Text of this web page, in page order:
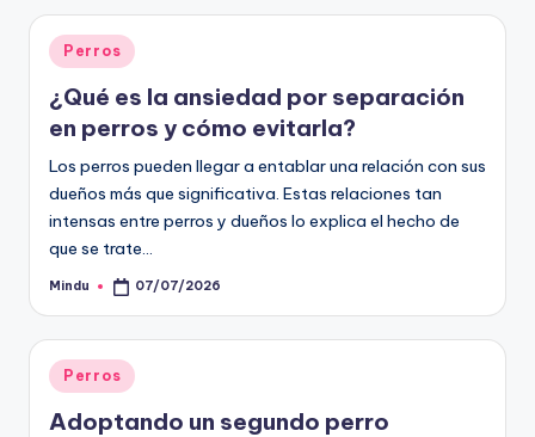
Publicado
en
Perros
¿Qué es la ansiedad por separación
en perros y cómo evitarla?
Los perros pueden llegar a entablar una relación con sus
dueños más que significativa. Estas relaciones tan
intensas entre perros y dueños lo explica el hecho de
que se trate…
Publicado
Mindu 07/07/2026
Publicado
en
Perros
Adoptando un segundo perro